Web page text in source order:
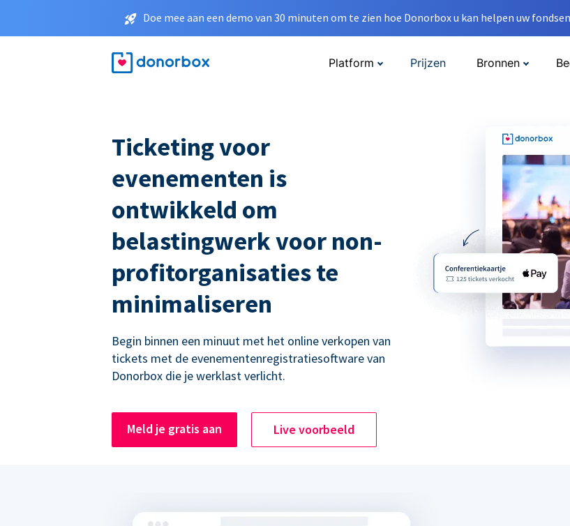
Doe mee aan een demo van 30 minuten om te zien hoe Donorbox u kan helpen uw
Platform Prijzen Bronnen
Ticketing voor
evenementen is
ontwikkeld om
belastingwerk voor non-
profitorganisaties te
minimaliseren
Begin binnen een minuut met het online verkopen van
tickets met de evenementenregistratiesoftware van
Donorbox die je werklast verlicht.
Meld je gratis aan Live voorbeeld